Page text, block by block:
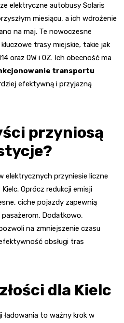
elektryczne autobusy Solaris
miesiącu, a ich wdrożenie
na maj. Te nowoczesne
trasy miejskie, takie jak
oraz 0W i 0Z. Ich obecność ma
transportu
efektywną i przyjazną
przyniosą
elektrycznych przyniesie liczne
Oprócz redukcji emisji
ciche pojazdy zapewnią
Dodatkowo,
na zmniejszenie czasu
obsługi tras
dla Kielc
to ważny krok w